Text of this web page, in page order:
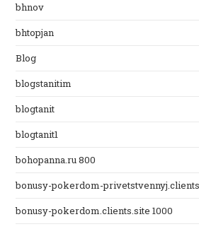
bhnov
bhtopjan
Blog
blogstanitim
blogtanit
blogtanit1
bohopanna.ru 800
bonusy-pokerdom-
bonusy-pokerdom.clients.site 1000